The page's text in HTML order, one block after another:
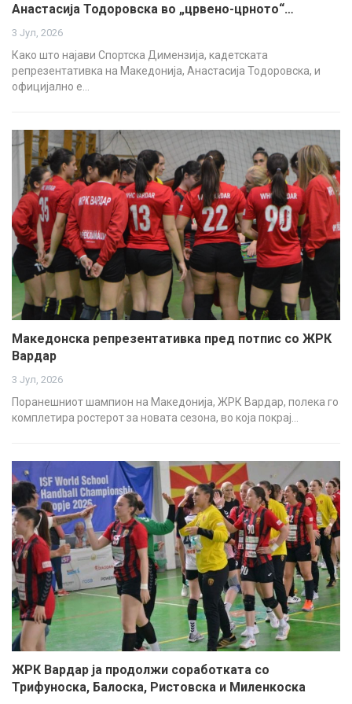
Анастасија Тодоровска во „црвено-црното“…
3 Јул, 2026
Како што најави Спортска Димензија, кадетската
репрезентативка на Македонија, Анастасија Тодоровска, и
официјално е…
Македонска репрезентативка пред потпис со ЖРК
Вардар
3 Јул, 2026
Поранешниот шампион на Македонија, ЖРК Вардар, полека го
комплетира ростерот за новата сезона, во која покрај…
ЖРК Вардар ја продолжи соработката со
Трифуноска, Балоска, Ристовска и Миленкоска